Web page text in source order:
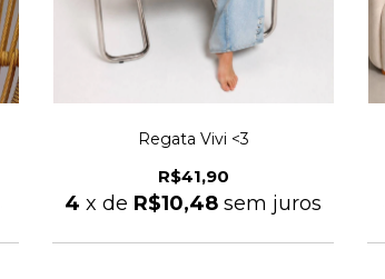
Regata Vivi <3
R$41,90
4 x de R$10,48 sem juros